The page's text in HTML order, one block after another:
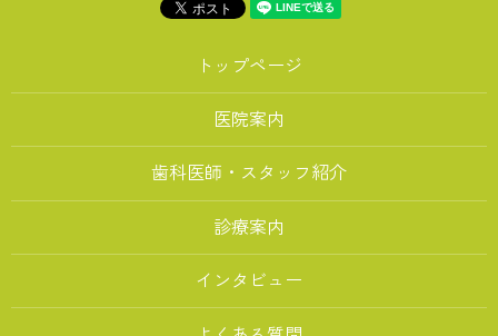
トップページ
医院案内
歯科医師・スタッフ紹介
診療案内
インタビュー